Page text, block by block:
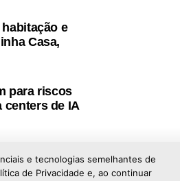
e
Casa,
para riscos
centers de IA
e tecnologias semelhantes de
de Privacidade e, ao continuar